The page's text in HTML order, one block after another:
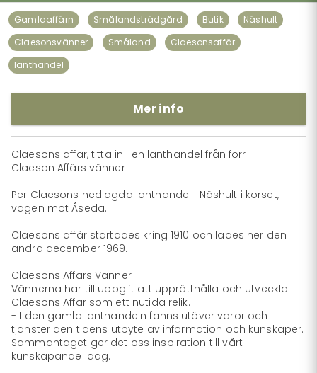
Gamlaaffärn Smålandsträdgård Butik
Näshult
Claesonsvänner
Småland
Claesonsaffär
lanthandel
Mer info
Claesons affär, titta in i en lanthandel från förr
Claeson Affärs vänner
Per Claesons nedlagda lanthandel i Näshult i korset,
vägen mot Åseda.
Claesons affär startades kring 1910 och lades ner den
andra december 1969.
Claesons Affärs Vänner
Vännerna har till uppgift att upprätthålla och utveckla
Claesons Affär som ett nutida relik.
- I den gamla lanthandeln fanns utöver varor och
tjänster den tidens utbyte av information och kunskaper.
Sammantaget ger det oss inspiration till vårt
kunskapande idag.